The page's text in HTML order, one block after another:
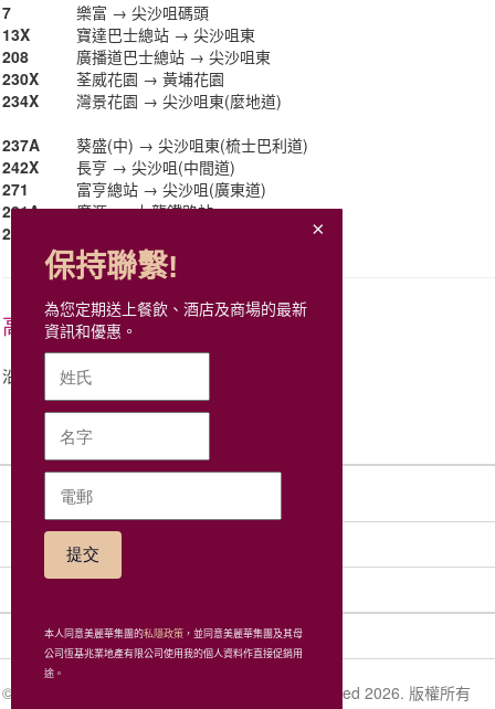
7
樂富 → 尖沙咀碼頭
13X
寶達巴士總站 → 尖沙咀東
208
廣播道巴士總站 → 尖沙咀東
230X
荃威花園 → 黃埔花園
234X
灣景花園 → 尖沙咀東(麼地道)
237A
葵盛(中) → 尖沙咀東(梳士巴利道)
242X
長亨 → 尖沙咀(中間道)
271
富亨總站 → 尖沙咀(廣東道)
281A
廣源 → 九龍鐵路站
296D
高鐵
沿柯士甸道步行至彌敦道轉右直行, 約20分鐘
相關連接
保持聯繫!
為您定期送上餐飲、酒店及商場的最新
資訊和優惠。
本人同意美麗華集團的私隱政策 ，並同意美麗華集團及其母
公司恆基兆業地產有限公司使用我的個人資料作直接促銷用
途。
© Miramar Hotel and Investment Company, Limited 2026. 版權所有